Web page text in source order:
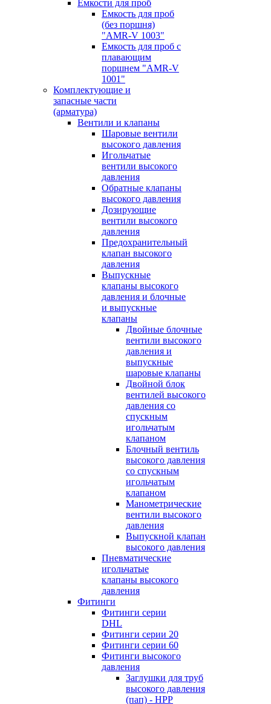
Емкости для проб
Емкость для проб
(без поршня)
"AMR-V 1003"
Емкость для проб с
плавающим
поршнем "AMR-V
1001"
Комплектующие и
запасные части
(арматура)
Вентили и клапаны
Шаровые вентили
высокого давления
Игольчатые
вентили высокого
давления
Обратные клапаны
высокого давления
Дозирующие
вентили высокого
давления
Предохранительный
клапан высокого
давления
Выпускные
клапаны высокого
давления и блочные
и выпускные
клапаны
Двойные блочные
вентили высокого
давления и
выпускные
шаровые клапаны
Двойной блок
вентилей высокого
давления со
спускным
игольчатым
клапаном
Блочный вентиль
высокого давления
со спускным
игольчатым
клапаном
Манометрические
вентили высокого
давления
Выпускной клапан
высокого давления
Пневматические
игольчатые
клапаны высокого
давления
Фитинги
Фитинги серии
DHL
Фитинги серии 20
Фитинги серии 60
Фитинги высокого
давления
Заглушки для труб
высокого давления
(пап) - HPP